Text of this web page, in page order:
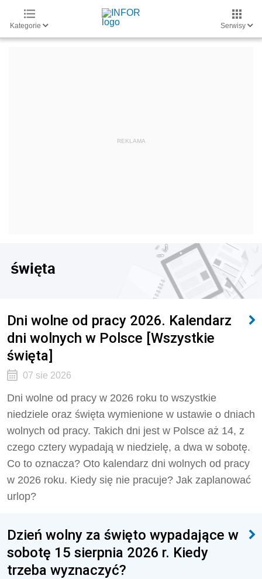
Kategorie Serwisy
święta
Dni wolne od pracy 2026. Kalendarz
dni wolnych w Polsce [Wszystkie
święta]
07 sie 2026
Dni wolne od pracy w 2026 roku to wszystkie
niedziele oraz święta wymienione w ustawie o dniach
wolnych od pracy. Takich dni jest w Polsce aż 14, z
czego cztery wypadają w niedzielę, a dwa w sobotę.
Co to oznacza? Oto kalendarz dni wolnych od pracy
w 2026 roku. Kiedy się nie pracuje? Jak zaplanować
urlop?
Dzień wolny za święto wypadające w
sobotę 15 sierpnia 2026 r. Kiedy
trzeba wyznaczyć?